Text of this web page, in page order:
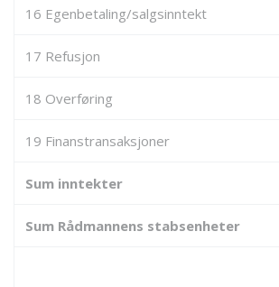
16 Egenbetaling/salgsinntekt
17 Refusjon
18 Overføring
19 Finanstransaksjoner
Sum inntekter
Sum Rådmannens stabsenheter